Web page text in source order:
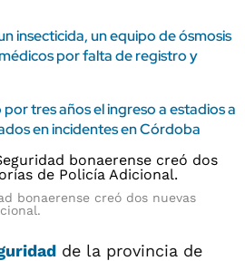
insecticida, un equipo de ósmosis
por falta de registro y
tres años el ingreso a estadios a
en incidentes en Córdoba
bonaerense creó dos nuevas
de la provincia de